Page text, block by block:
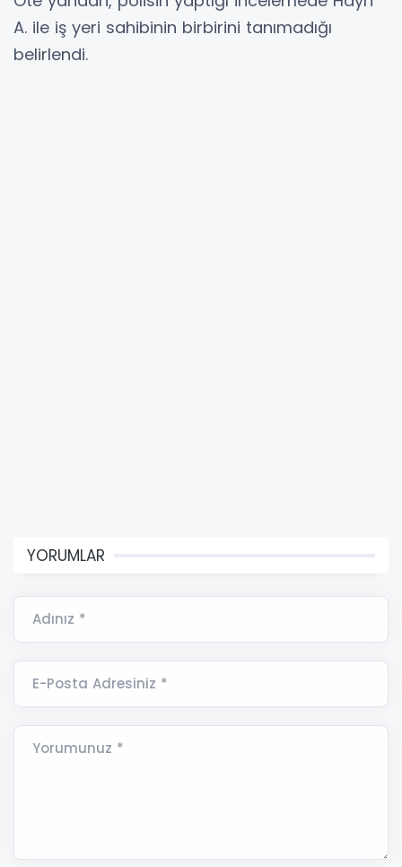
A. ile iş yeri sahibinin birbirini tanımadığı
belirlendi.
YORUMLAR
Adınız *
E-Posta Adresiniz *
Yorumunuz *